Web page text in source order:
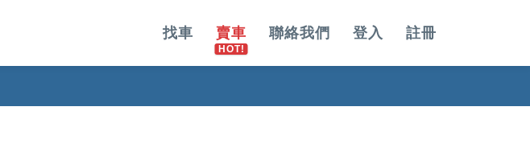
找車 賣車 聯絡我們 登入 註冊